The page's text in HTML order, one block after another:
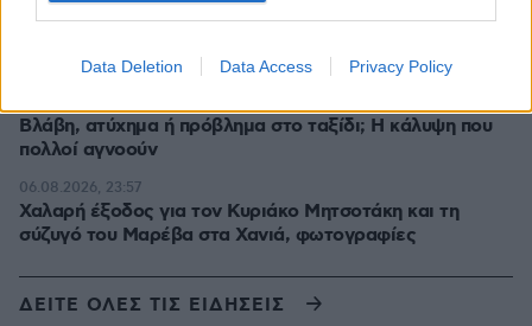
Data Deletion Data Access Privacy Policy
σοβαρότητα θα παίρναμε κάτι καλύτερο»
07.08.2026, 00:10
Βλάβη, ατύχημα ή πρόβλημα στο ταξίδι; Η κάλυψη που
πολλοί αγνοούν
Χαλαρή έξοδος για τον Κυριάκο Μητσοτάκη και τη
σύζυγό του Μαρέβα στα Χανιά, φωτογραφίες
06.08.2026, 23:57
ΔΕΙΤΕ ΟΛΕΣ ΤΙΣ ΕΙΔΗΣΕΙΣ